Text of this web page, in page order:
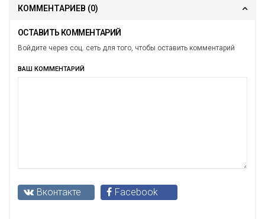
КОММЕНТАРИЕВ (0)
ОСТАВИТЬ КОММЕНТАРИЙ
Войдите через соц. сеть для того, чтобы оставить комментарий
ВАШ КОММЕНТАРИЙ
Вконтакте Facebook